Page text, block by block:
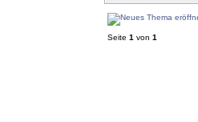
Seite 1 von 1